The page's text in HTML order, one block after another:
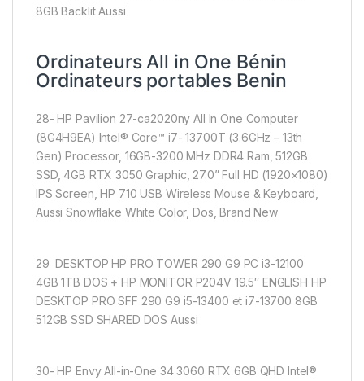
8GB Backlit Aussi
Ordinateurs All in One Bénin
Ordinateurs portables Benin
28- HP Pavilion 27-ca2020ny All In One Computer
(8G4H9EA) Intel® Core™ i7- 13700T (3.6GHz – 13th
Gen) Processor, 16GB-3200 MHz DDR4 Ram, 512GB
SSD, 4GB RTX 3050 Graphic, 27.0” Full HD (1920×1080)
IPS Screen, HP 710 USB Wireless Mouse & Keyboard,
Aussi Snowflake White Color, Dos, Brand New
29 DESKTOP HP PRO TOWER 290 G9 PC i3-12100
4GB 1TB DOS + HP MONITOR P204V 19.5″ ENGLISH HP
DESKTOP PRO SFF 290 G9 i5-13400 et i7-13700 8GB
512GB SSD SHARED DOS Aussi
30- HP Envy All-in-One 34 3060 RTX 6GB QHD Intel®